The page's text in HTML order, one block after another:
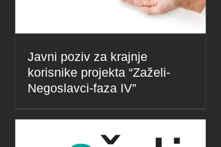
Javni poziv za krajnje
korisnike projekta “Zaželi-
Negoslavci-faza IV”